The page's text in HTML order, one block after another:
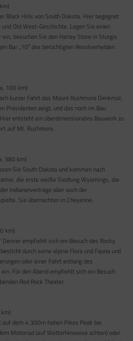
Black Hills von South Dakota. Hier begegnet
Old West-Geschichte. Legen Sie einen
besuchen Sie den Harley Store in Sturgis
Bar „10″ des berüchtigten Revolverhelden
100 km)
kurzer Fahrt das Mount Rushmore Denkmal,
Präsidenten zeigt, und das noch im Bau
entsteht ein überdimensionales Bauwerk zu
auf Mt. Rushmore.
380 km)
Sie South Dakota und kommen nach
die erste weiße Siedlung Wyomings, die
Indianerverträge aber auch der
Sie übernachten in Cheyenne.
km)
empfiehlt sich ein Besuch des Rocky
durch seine alpine Flora und Fauna und
oder einer Fahrt entlang des
Für den Abend empfiehlt sich ein Besuch
Red Rock Theater.
dem 4.300m hohen Pikes Peak bei
Motorrad (auf Wetterhinweise achten) oder